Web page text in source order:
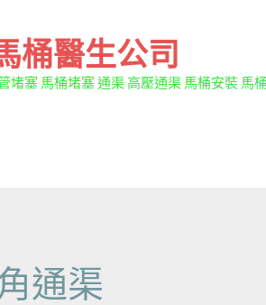
桶醫生公司
堵塞 馬桶堵塞 通渠 高壓通渠 馬桶安裝 馬
通渠